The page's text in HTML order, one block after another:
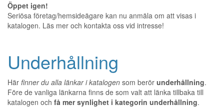
Öppet igen!
Seriösa företag/hemsideägare kan nu anmäla om att visas i
katalogen. Läs mer och kontakta oss vid intresse!
Underhållning
Här finner du alla länkar i katalogen som berör underhållning.
Före de vanliga länkarna finns de som valt att länka tillbaka till
katalogen och få mer synlighet i kategorin underhållning.